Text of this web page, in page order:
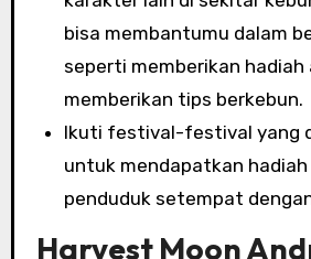
bisa membantumu dalam
seperti memberikan hadiah
memberikan tips berkebun.
Ikuti festival-festival yang
untuk mendapatkan hadiah
penduduk setempat
Harvest Moon